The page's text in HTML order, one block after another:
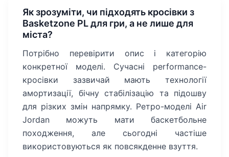
Як зрозуміти, чи підходять кросівки з
Basketzone PL для гри, а не лише для
міста?
Потрібно перевірити опис і категорію
конкретної моделі. Сучасні performance-
кросівки зазвичай мають технології
амортизації, бічну стабілізацію та підошву
для різких змін напрямку. Ретро-моделі Air
Jordan можуть мати баскетбольне
походження, але сьогодні частіше
використовуються як повсякденне взуття.